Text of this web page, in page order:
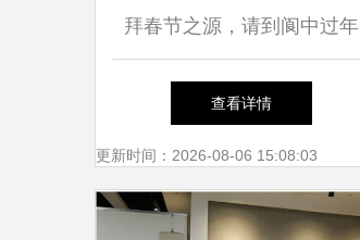
拜春节之源，请到阆中过年
一场穿越千年的文艺寻根之旅
查看详情
更新时间：2026-08-06 15:08:03